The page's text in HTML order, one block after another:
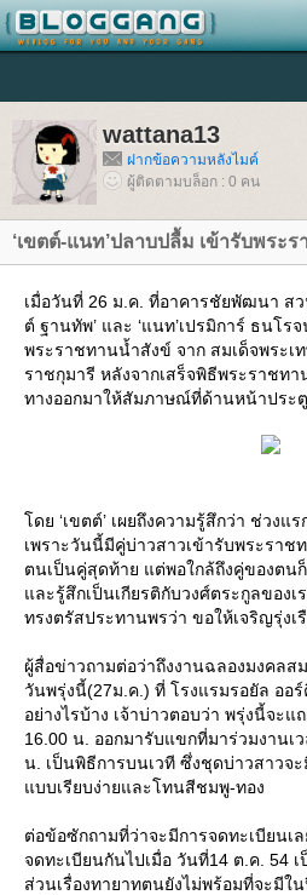
wattana13
ฝากข้อความหลังไมค์
ผู้ติดตามบล็อก : 0 คน
‘เขตต์-แนท’ปลาบปลื้ม เข้ารับพระ
เมื่อวันที่ 26 ม.ค. ที่อาคารชัยพัฒนา สว
ต์ ฐานทัพ’ และ ‘แนท’เปรมิการ์ ธนโร
พระราชทานน้ำสังข์ จาก สมเด็จพระเ
ราชกุมารี หลังจากเสร็จพิธีพระราชท
ทางออกมาให้สัมภาษณ์ที่ด้านหน้าประ
ดย ‘เขตต์’ เผยถึงความรู้สึกว่า ช่วงแ
เพราะวันนี้มีคู่บ่าวสาวเข้ารับพระรา
ตนเป็นคู่สุดท้าย แต่พอใกล้ถึงคู่ของตน
ละรู้สึกเป็นเกียรติกับวงศ์ตระกูลของเ
ทรงตรัสประทานพรว่า ขอให้เจริญรุ่งเ
ผู้สื่อข่าวถามต่อว่าถึงงานฉลองมงคล
วันพรุ่งนี้(27ม.ค.) ที่ โรงแรมรอยัล ออ
อย่างไรบ้าง เจ้าบ่าวตอบว่า พรุ่งนี้จะ
16.00 น. ออกมารับแขกที่มาร่วมงานเ
น. เป็นพิธีการบนเวที ซึ่งชุดบ่าวสาวจ
บบเรียบง่ายและโทนสีชมพู-ทอง
ต่อข้อซักถามที่ว่าจะมีการจดทะเบียนเล
จดทะเบียนกันไปเมื่อ วันที่14 ต.ค. 54
ส่วนเรื่องทายาทตนยังไม่พร้อมที่จะมีใ